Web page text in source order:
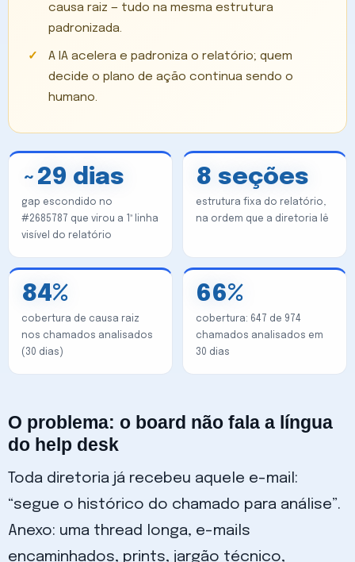
causa raiz — tudo na mesma estrutura
padronizada.
A IA acelera e padroniza o relatório; quem
decide o plano de ação continua sendo o
humano.
~29 dias
gap escondido no
#2685787 que virou a 1ª linha
visível do relatório
8 seções
estrutura fixa do relatório,
na ordem que a diretoria lê
84%
cobertura de causa raiz
nos chamados analisados
(30 dias)
66%
cobertura: 647 de 974
chamados analisados em
30 dias
O problema: o board não fala a língua
do help desk
Toda diretoria já recebeu aquele e-mail:
“segue o histórico do chamado para análise”.
Anexo: uma thread longa, e-mails
encaminhados, prints, jargão técnico,